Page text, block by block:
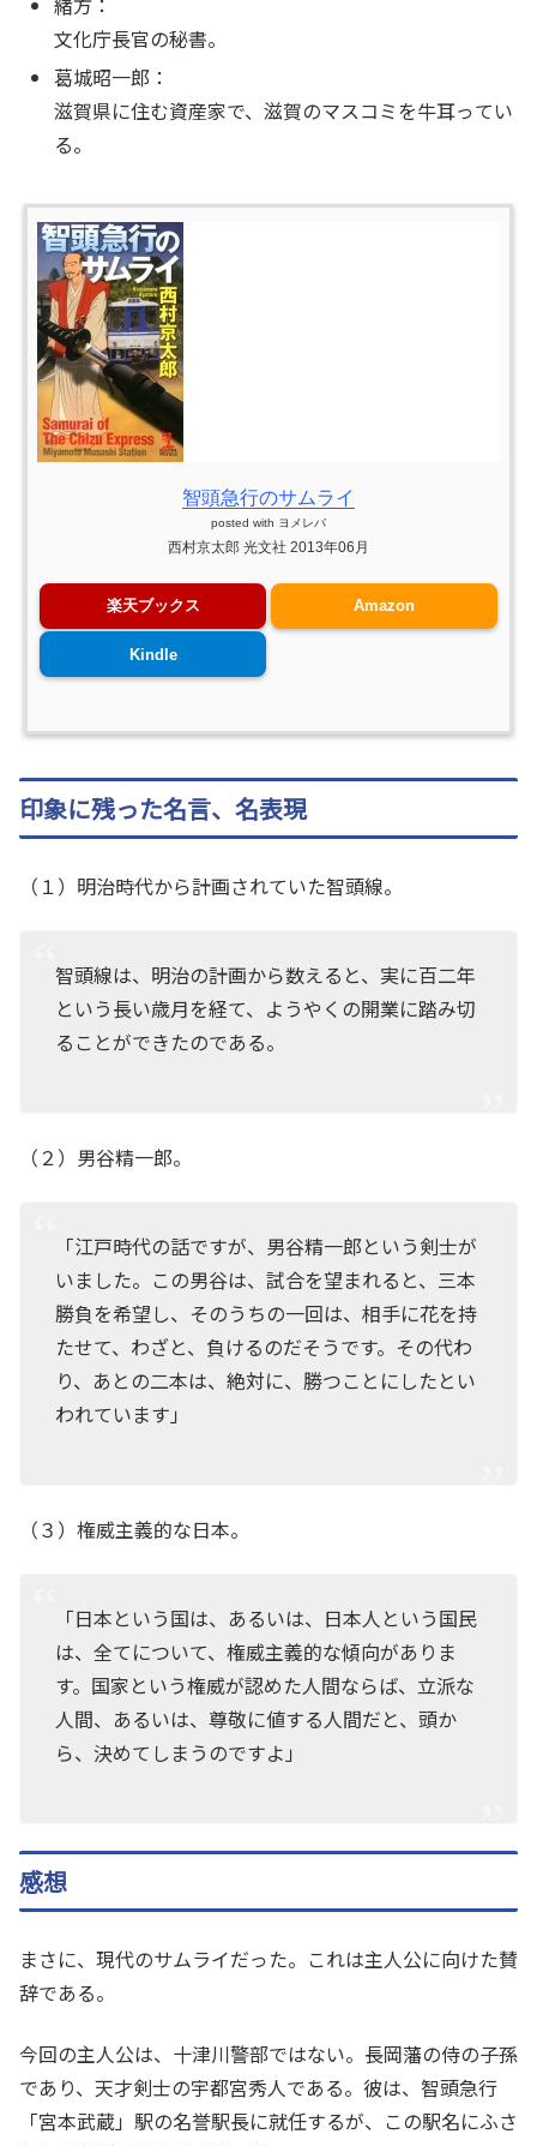
文化庁長官の秘書。
葛城昭一郎：
滋賀県に住む資産家で、滋賀のマスコミを牛耳ってい
る。
智頭急行のサムライ
posted with ヨメレバ
西村京太郎 光文社 2013年06月
楽天ブックス Amazon
Kindle
印象に残った名言、名表現
（１）明治時代から計画されていた智頭線。
智頭線は、明治の計画から数えると、実に百二年
という長い歳月を経て、ようやくの開業に踏み切
ることができたのである。
（２）男谷精一郎。
「江戸時代の話ですが、男谷精一郎という剣士が
いました。この男谷は、試合を望まれると、三本
勝負を希望し、そのうちの一回は、相手に花を持
たせて、わざと、負けるのだそうです。その代わ
り、あとの二本は、絶対に、勝つことにしたとい
われています」
（３）権威主義的な日本。
「日本という国は、あるいは、日本人という国民
は、全てについて、権威主義的な傾向がありま
す。国家という権威が認めた人間ならば、立派な
人間、あるいは、尊敬に値する人間だと、頭か
ら、決めてしまうのですよ」
感想
まさに、現代のサムライだった。これは主人公に向けた賛
辞である。
今回の主人公は、十津川警部ではない。長岡藩の侍の子孫
であり、天才剣士の宇都宮秀人である。彼は、智頭急行
「宮本武蔵」駅の名誉駅長に就任するが、この駅名にふさ